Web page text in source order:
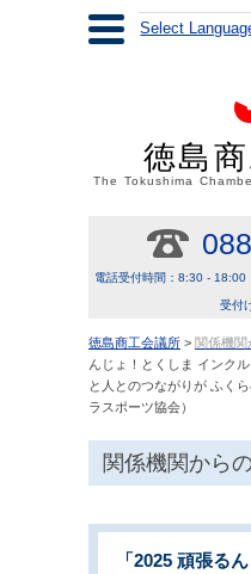
Select
徳島
The Tokushima
電話受付時間：8:30 - 18:00
受付
徳島商工会議所 > 関係機
んじょ！とくしま インク
と人とのつながりが ふく
ラスポーツ協会）
関係機関から
「2025 頑張る